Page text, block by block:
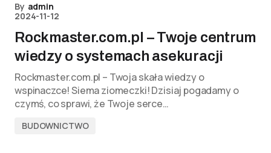
By admin
2024-11-12
Rockmaster.com.pl – Twoje centrum
wiedzy o systemach asekuracji
Rockmaster.com.pl – Twoja skała wiedzy o
wspinaczce! Siema ziomeczki! Dzisiaj pogadamy o
czymś, co sprawi, że Twoje serce…
BUDOWNICTWO